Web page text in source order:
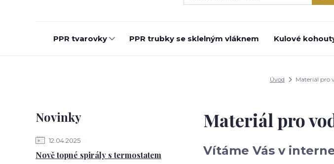
PPR tvarovky PPR trubky se sklelným vláknem Kulové
Úvod Materiál pro
Novinky
12.04.2025
Nově topné spirály s termostatem
Materiál pro
Vítáme Vás v